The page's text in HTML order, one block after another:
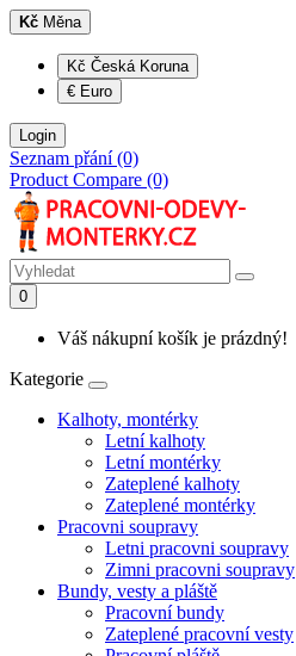
Kč Měna
Kč Česká Koruna
€ Euro
Login
Seznam přání (0)
Product Compare (0)
0
Váš nákupní košík je prázdný!
Kategorie
Kalhoty, montérky
Letní kalhoty
Letní montérky
Zateplené kalhoty
Zateplené montérky
Pracovni soupravy
Letni pracovni soupravy
Zimni pracovni soupravy
Bundy, vesty a pláště
Pracovní bundy
Zateplené pracovní vesty